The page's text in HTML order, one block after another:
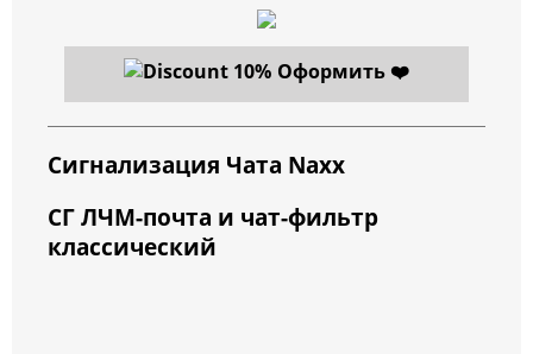
Оформить ❤️
Сигнализация Чата Naxx
СГ ЛЧМ-почта и чат-фильтр
классический